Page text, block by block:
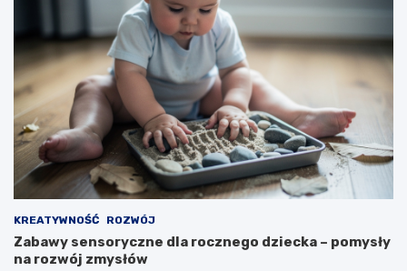
KREATYWNOŚĆ ROZWÓJ
Zabawy sensoryczne dla rocznego dziecka – pomysły
na rozwój zmysłów